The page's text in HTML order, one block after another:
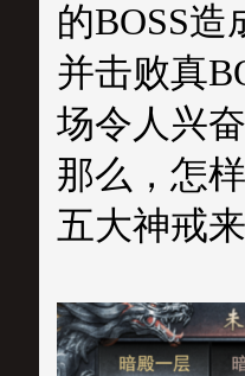
的BOSS
并击败真
场令人兴
那么，怎
五大神戒